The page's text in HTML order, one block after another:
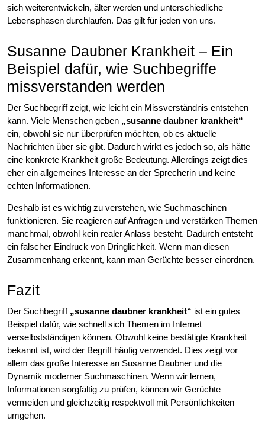
sich weiterentwickeln, älter werden und unterschiedliche
Lebensphasen durchlaufen. Das gilt für jeden von uns.
Susanne Daubner Krankheit – Ein
Beispiel dafür, wie Suchbegriffe
missverstanden werden
Der Suchbegriff zeigt, wie leicht ein Missverständnis entstehen
kann. Viele Menschen geben „susanne daubner krankheit“
ein, obwohl sie nur überprüfen möchten, ob es aktuelle
Nachrichten über sie gibt. Dadurch wirkt es jedoch so, als hätte
eine konkrete Krankheit große Bedeutung. Allerdings zeigt dies
eher ein allgemeines Interesse an der Sprecherin und keine
echten Informationen.
Deshalb ist es wichtig zu verstehen, wie Suchmaschinen
funktionieren. Sie reagieren auf Anfragen und verstärken Themen
manchmal, obwohl kein realer Anlass besteht. Dadurch entsteht
ein falscher Eindruck von Dringlichkeit. Wenn man diesen
Zusammenhang erkennt, kann man Gerüchte besser einordnen.
Fazit
Der Suchbegriff „susanne daubner krankheit“ ist ein gutes
Beispiel dafür, wie schnell sich Themen im Internet
verselbstständigen können. Obwohl keine bestätigte Krankheit
bekannt ist, wird der Begriff häufig verwendet. Dies zeigt vor
allem das große Interesse an Susanne Daubner und die
Dynamik moderner Suchmaschinen. Wenn wir lernen,
Informationen sorgfältig zu prüfen, können wir Gerüchte
vermeiden und gleichzeitig respektvoll mit Persönlichkeiten
umgehen.